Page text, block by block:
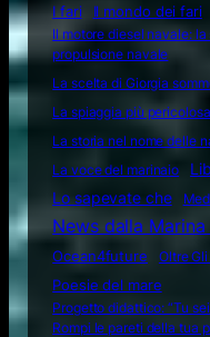
I fari
Il mondo dei fari
Il motore diesel navale:
propulsione navale
La scelta di Giorgia
La spiaggia più
La storia nel nome delle
La voce del marinaio
Lo sapevate che
News dalla
Ocean4future
Oltre
Poesie del mare
Progetto didattico: “Tu
Rompi le pareti della tua